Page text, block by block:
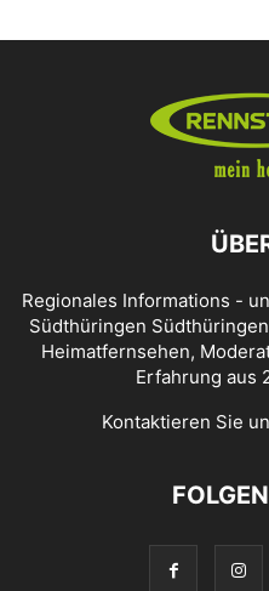
Regionales Informations -
Südthüringen
Heimatfernsehen,
Erfahrung aus
Kontaktieren Sie